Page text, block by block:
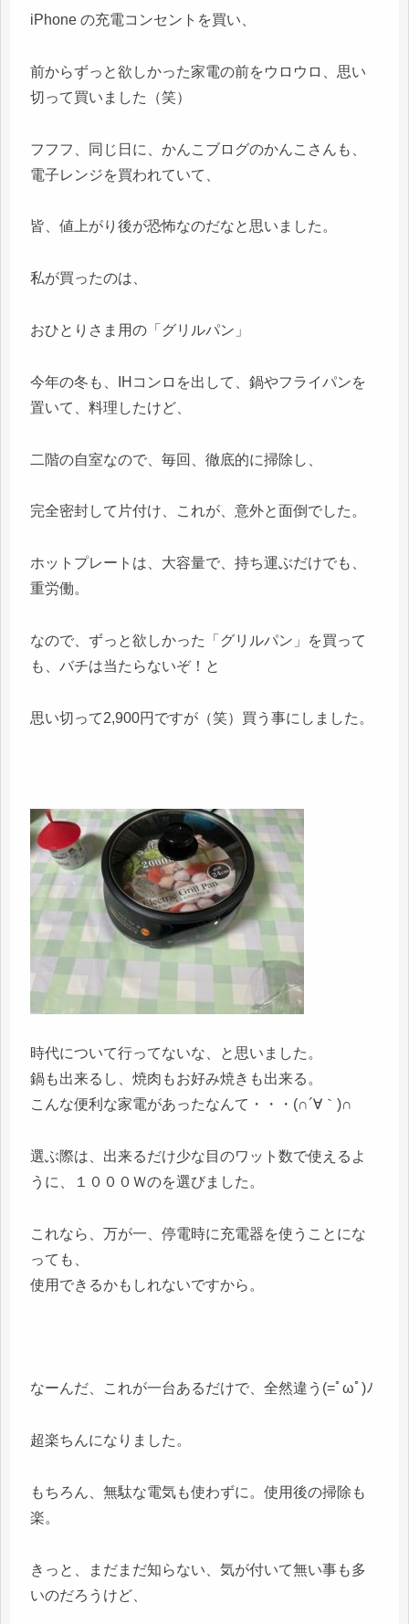
iPhone の充電コンセントを買い、
前からずっと欲しかった家電の前をウロウロ、思い
切って買いました（笑）
フフフ、同じ日に、かんこブログのかんこさんも、
電子レンジを買われていて、
皆、値上がり後が恐怖なのだなと思いました。
私が買ったのは、
おひとりさま用の「グリルパン」
今年の冬も、IHコンロを出して、鍋やフライパンを
置いて、料理したけど、
二階の自室なので、毎回、徹底的に掃除し、
完全密封して片付け、これが、意外と面倒でした。
ホットプレートは、大容量で、持ち運ぶだけでも、
重労働。
なので、ずっと欲しかった「グリルパン」を買って
も、バチは当たらないぞ！と
思い切って2,900円ですが（笑）買う事にしました。
時代について行ってないな、と思いました。
鍋も出来るし、焼肉もお好み焼きも出来る。
こんな便利な家電があったなんて・・・(∩´∀｀)∩
選ぶ際は、出来るだけ少な目のワット数で使えるよ
うに、１０００Ｗのを選びました。
これなら、万が一、停電時に充電器を使うことにな
っても、
使用できるかもしれないですから。
なーんだ、これが一台あるだけで、全然違う(=ﾟωﾟ)ﾉ
超楽ちんになりました。
もちろん、無駄な電気も使わずに。使用後の掃除も
楽。
きっと、まだまだ知らない、気が付いて無い事も多
いのだろうけど、